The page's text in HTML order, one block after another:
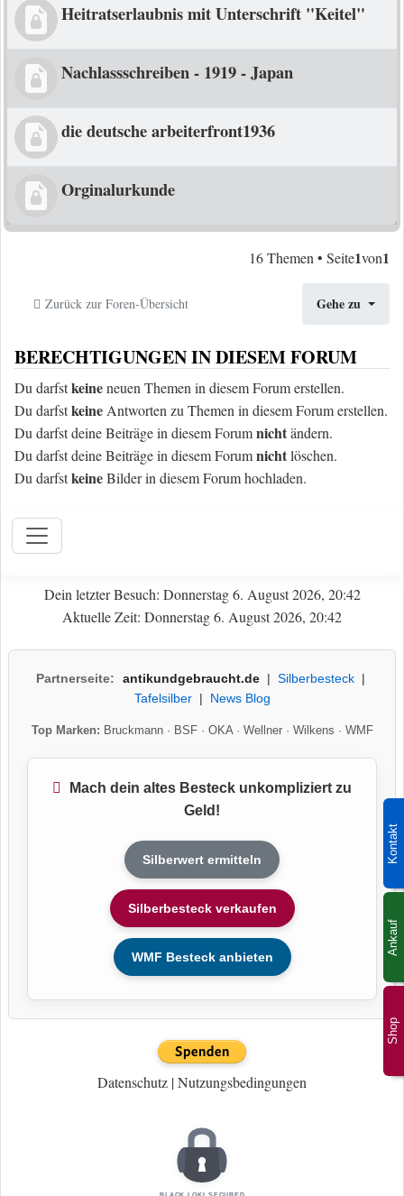
Shop
Kontakt
Ankauf
Heitratserlaubnis mit Unterschrift "Keitel"
Nachlassschreiben - 1919 - Japan
die deutsche arbeiterfront1936
Orginalurkunde
16 Themen • Seite1von1
Zurück zur Foren-Übersicht Gehe zu
BERECHTIGUNGEN IN DIESEM FORUM
Du darfstkeineneuen Themen in diesem Forum erstellen.
Du darfstkeineAntworten zu Themen in diesem Forum erstellen.
Du darfst deine Beiträge in diesem Forumnichtändern.
Du darfst deine Beiträge in diesem Forumnichtlöschen.
Du darfstkeineBilder in diesem Forum hochladen.
Dein letzter Besuch: Donnerstag 6. August 2026, 20:42
Aktuelle Zeit: Donnerstag 6. August 2026, 20:42
Partnerseite: antikundgebraucht.de| Silberbesteck|
Tafelsilber| News Blog
Top Marken: Bruckmann· BSF· OKA· Wellner· Wilkens · WMF
Mach dein altes Besteck unkompliziert zu
Geld!
Silberwert ermitteln
Silberbesteck verkaufen
WMF Besteck anbieten
Datenschutz |Nutzungsbedingungen